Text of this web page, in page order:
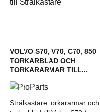
VOLVO S70, V70, C70, 850
TORKARBLAD OCH
TORKARARMAR TILL...
Strålkastare torkararmar och